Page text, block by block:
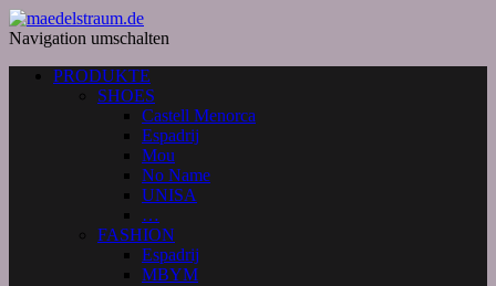
Navigation umschalten
PRODUKTE
SHOES
Castell Menorca
Espadrij
Mou
No Name
UNISA
…
FASHION
Espadrij
MBYM